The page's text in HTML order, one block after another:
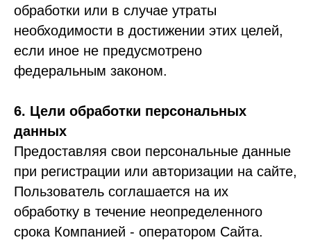
обработки или в случае утраты
необходимости в достижении этих целей,
если иное не предусмотрено
федеральным законом.
6. Цели обработки персональных
данных
Предоставляя свои персональные данные
при регистрации или авторизации на сайте,
Пользователь соглашается на их
обработку в течение неопределенного
срока Компанией - оператором Сайта.